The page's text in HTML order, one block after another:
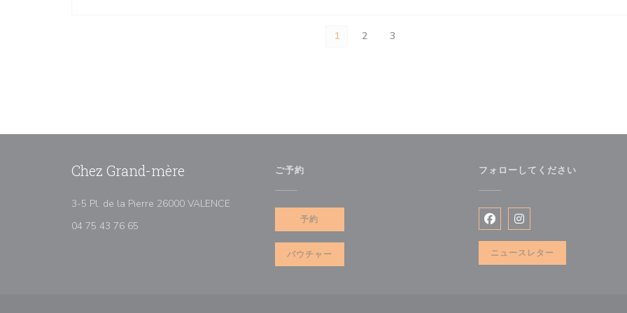
1 2 3
Chez Grand-mère
3-5 Pl. de la Pierre 26000 VALENCE
04 75 43 76 65
ご予約
予約
バウチャー
フォローしてください
Facebook ((新しいウィンド
Instagram ((新しいウ
ニュースレター